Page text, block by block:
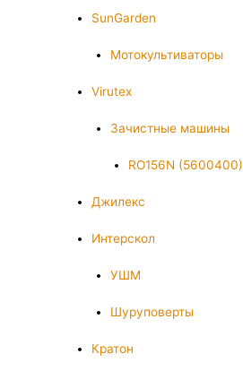
SunGarden
Мотокультиваторы
Virutex
Зачистные машины
RO156N (5600400)
Джилекс
Интерскол
УШМ
Шуруповерты
Кратон